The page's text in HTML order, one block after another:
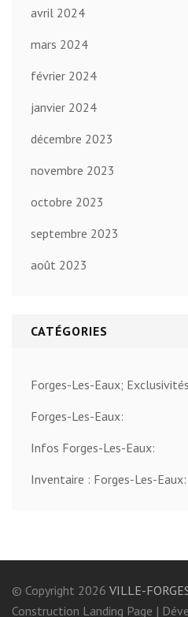
avril 2024
mars 2024
février 2024
janvier 2024
décembre 2023
novembre 2023
octobre 2023
septembre 2023
août 2023
CATÉGORIES
Forges-Les-Eaux;
Forges-Les-Eaux:
Infos Forges-Les-Eaux:
Inventaire : Forges-Les-Eaux:
© Copyright 2026 VILLE-
Construction Landing Page |